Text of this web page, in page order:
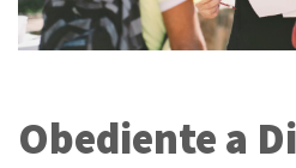
Obediente a